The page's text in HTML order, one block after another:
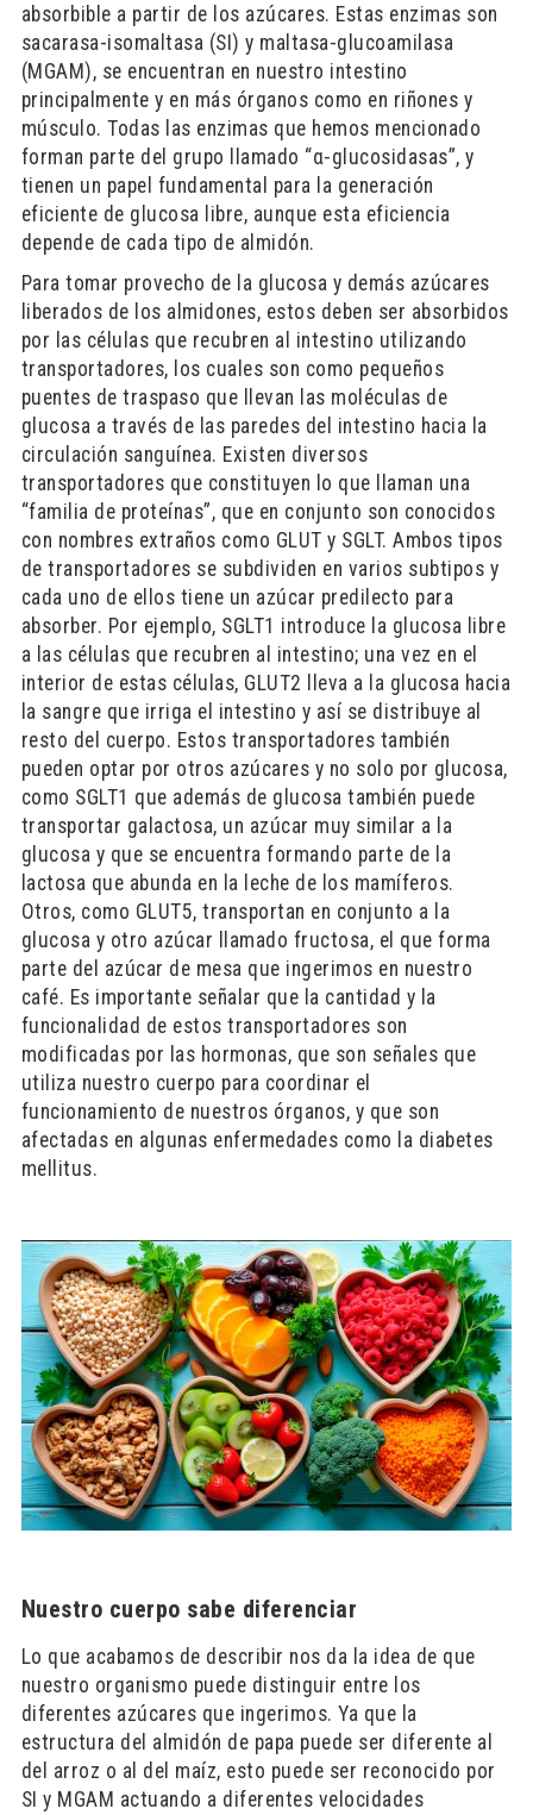
absorbible a partir de los azúcares. Estas enzimas son
sacarasa-isomaltasa (SI) y maltasa-glucoamilasa
(MGAM), se encuentran en nuestro intestino
principalmente y en más órganos como en riñones y
músculo. Todas las enzimas que hemos mencionado
forman parte del grupo llamado “α-glucosidasas”, y
tienen un papel fundamental para la generación
eficiente de glucosa libre, aunque esta eficiencia
depende de cada tipo de almidón.
Para tomar provecho de la glucosa y demás azúcares
liberados de los almidones, estos deben ser absorbidos
por las células que recubren al intestino utilizando
transportadores, los cuales son como pequeños
puentes de traspaso que llevan las moléculas de
glucosa a través de las paredes del intestino hacia la
circulación sanguínea. Existen diversos
transportadores que constituyen lo que llaman una
“familia de proteínas”, que en conjunto son conocidos
con nombres extraños como GLUT y SGLT. Ambos tipos
de transportadores se subdividen en varios subtipos y
cada uno de ellos tiene un azúcar predilecto para
absorber. Por ejemplo, SGLT1 introduce la glucosa libre
a las células que recubren al intestino; una vez en el
interior de estas células, GLUT2 lleva a la glucosa hacia
la sangre que irriga el intestino y así se distribuye al
resto del cuerpo. Estos transportadores también
pueden optar por otros azúcares y no solo por glucosa,
como SGLT1 que además de glucosa también puede
transportar galactosa, un azúcar muy similar a la
glucosa y que se encuentra formando parte de la
lactosa que abunda en la leche de los mamíferos.
Otros, como GLUT5, transportan en conjunto a la
glucosa y otro azúcar llamado fructosa, el que forma
parte del azúcar de mesa que ingerimos en nuestro
café. Es importante señalar que la cantidad y la
funcionalidad de estos transportadores son
modificadas por las hormonas, que son señales que
utiliza nuestro cuerpo para coordinar el
funcionamiento de nuestros órganos, y que son
afectadas en algunas enfermedades como la diabetes
mellitus.
Nuestro cuerpo sabe diferenciar
Lo que acabamos de describir nos da la idea de que
nuestro organismo puede distinguir entre los
diferentes azúcares que ingerimos. Ya que la
estructura del almidón de papa puede ser diferente al
del arroz o al del maíz, esto puede ser reconocido por
SI y MGAM actuando a diferentes velocidades